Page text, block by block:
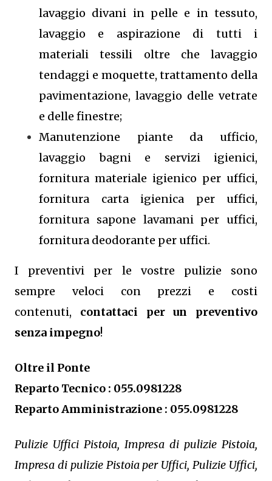
lavaggio divani in pelle e in tessuto,
lavaggio e aspirazione di tutti i
materiali tessili oltre che lavaggio
tendaggi e moquette, trattamento della
pavimentazione, lavaggio delle vetrate
e delle finestre;
Manutenzione piante da ufficio,
lavaggio bagni e servizi igienici,
fornitura materiale igienico per uffici,
fornitura carta igienica per uffici,
fornitura sapone lavamani per uffici,
fornitura deodorante per uffici.
I preventivi per le vostre pulizie sono
sempre veloci con prezzi e costi
contenuti, contattaci per un preventivo
senza impegno!
Oltre il Ponte
Reparto Tecnico : 055.0981228
Reparto Amministrazione : 055.0981228
Pulizie Uffici Pistoia, Impresa di pulizie Pistoia,
Impresa di pulizie Pistoia per Uffici, Pulizie Uffici,